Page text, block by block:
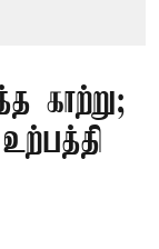
காற்று;